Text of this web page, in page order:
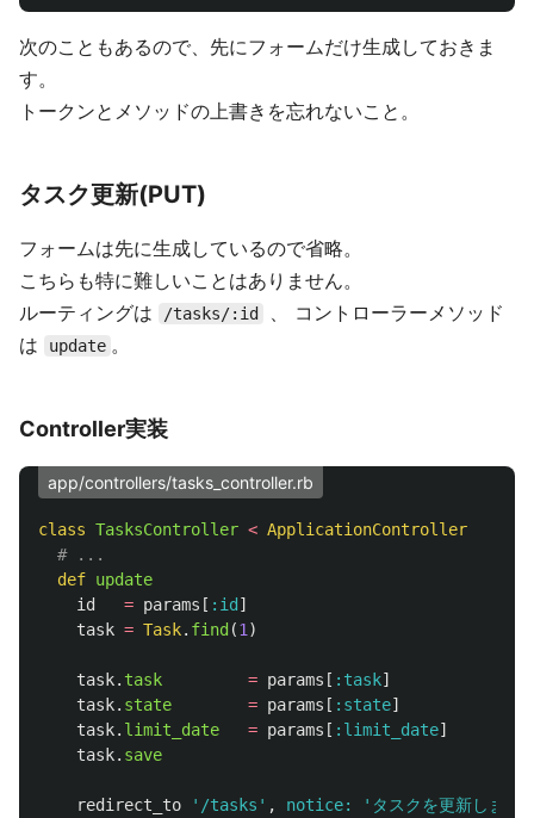
次のこともあるので、先にフォームだけ生成しておきま
す。
トークンとメソッドの上書きを忘れないこと。
タスク更新(PUT)
フォームは先に生成しているので省略。
こちらも特に難しいことはありません。
ルーティングは
/tasks/:id
、 コントローラーメソッド
は
update 。
Controller実装
app/controllers/tasks_controller.rb
class TasksController < ApplicationController
# ...
def update
id
= params [ :id ]
task = Task. find (1 )
task. task = params [ :task]
task. state = params [ :state]
task. limit_date = params [ :limit_date]
task. save
redirect_to '/tasks' , notice:
'タスクを更新しまし